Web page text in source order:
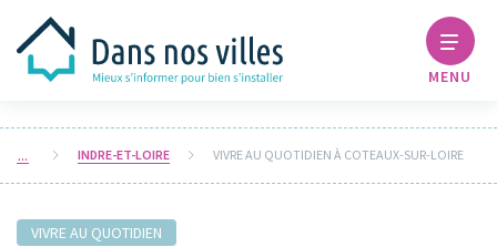
MENU
INDRE-ET-LOIRE VIVRE AU QUOTIDIEN À COTEAUX-SUR-LOIRE
VIVRE AU QUOTIDIEN